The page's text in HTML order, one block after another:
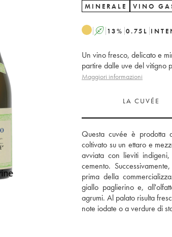
MINERALE VINO
A 13% 0.75 L
Un vino fresco, delicato e
partire dalle uve del vitigno
Maggiori informazioni
LA CUVÉE
Questa cuvée è prodotta
coltivato su un ettaro e
avviata con lieviti
cemento.
prima della
giallo paglierino e,
agrumi. Al palato risulta
note iodate o a verdure di